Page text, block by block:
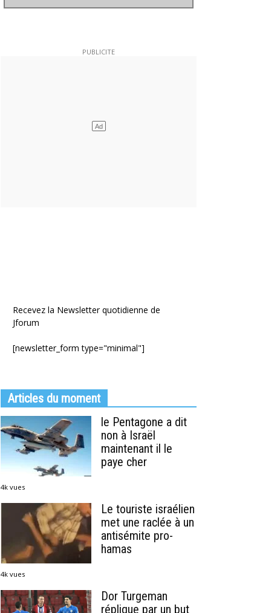
Recevez la Newsletter quotidienne de
Jforum
[newsletter_form type="minimal"]
Articles du moment
le Pentagone a dit
non à Israël
maintenant il le
paye cher
4k vues
Le touriste israélien
met une raclée à un
antisémite pro-
hamas
4k vues
Dor Turgeman
réplique par un but